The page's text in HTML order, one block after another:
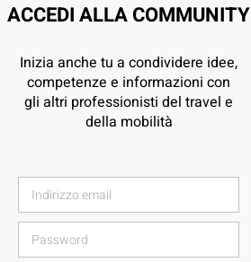
ACCEDI ALLA COMMUNITY
Inizia anche tu a condividere idee,
competenze e informazioni con
gli altri professionisti del travel e
della mobilità